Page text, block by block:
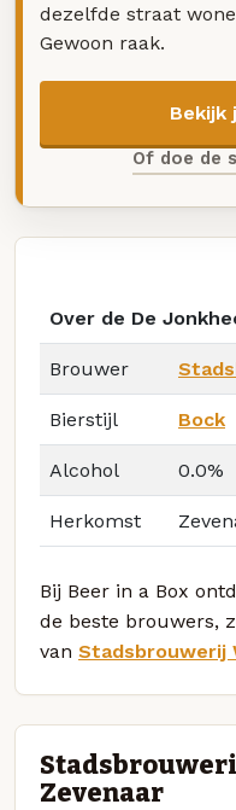
dezelfde straat
Gewoon raak.
Bekijk
Of doe de
Over de De
Brouwer
Bierstijl Bock
Alcohol 0.0%
Herkomst
Bij Beer in a Box
de beste brouwers,
van Stadsbrouwerij
Zevenaar